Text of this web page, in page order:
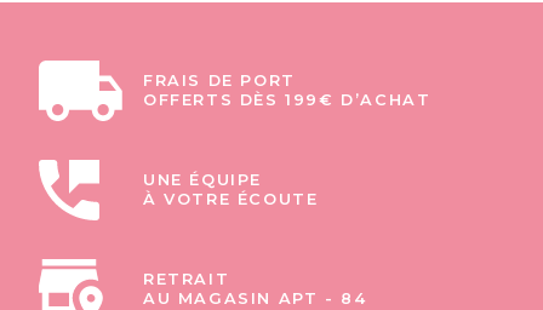
FRAIS DE PORT
OFFERTS DÈS 199€ D’ACHAT
UNE ÉQUIPE
À VOTRE ÉCOUTE
RETRAIT
AU MAGASIN APT - 84